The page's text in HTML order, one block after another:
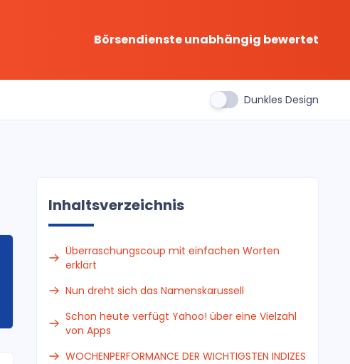
Börsendienste unabhängig bewertet
Dunkles Design
Inhaltsverzeichnis
Überraschungscoup mit einfachen Worten
erklärt
Nun dreht sich das Namenskarussell
Schon heute verfügt Yahoo! über eine Vielzahl
von Apps
WOCHENPERFORMANCE DER WICHTIGSTEN INDIZES